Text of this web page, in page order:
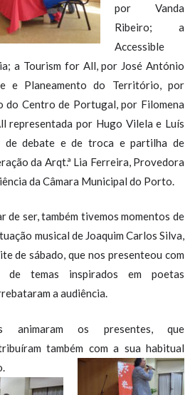
por Vanda
Ribeiro; a
Accessible
a Tourism for All, por José António
e Planeamento do Território, por
do Centro de Portugal, por Filomena
representada por Hugo Vilela e Luís
de debate e de troca e partilha de
da Arqt.ª Lia Ferreira, Provedora
da Câmara Municipal do Porto.
de ser, também tivemos momentos de
musical de Joaquim Carlos Silva,
de sábado, que nos presenteou com
temas inspirados em poetas
a audiência.
animaram os presentes, que
também com a sua habitual